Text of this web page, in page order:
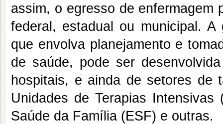
assim, o egresso de enfermagem
federal, estadual ou municipal.
que envolva planejamento e
de saúde, pode ser
hospitais, e ainda de setores de
Unidades de Terapias
Saúde da Família (ESF) e outras.